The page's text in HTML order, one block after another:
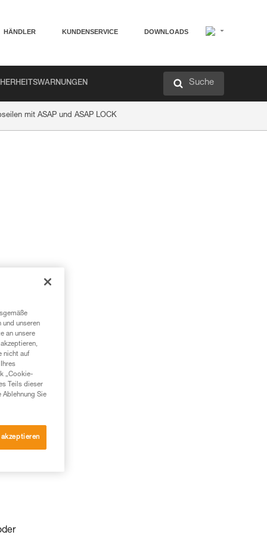
HÄNDLER KUNDENSERVICE DOWNLOADS
Suche
mit ASAP und ASAP LOCK
und unseren
an unsere
nicht auf
„Cookie-
Teils dieser
Ablehnung Sie